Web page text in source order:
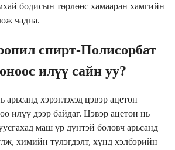
бодисын төрлөөс хамааран хамгийн
чадна.
спирт-Полисорбат
илүү сайн уу?
хэрэглэхэд цэвэр ацетон
илүү дээр байдаг. Цэвэр ацетон нь
маш үр дүнтэй боловч арьсанд
химийн түлэгдэлт, хүнд хэлбэрийн